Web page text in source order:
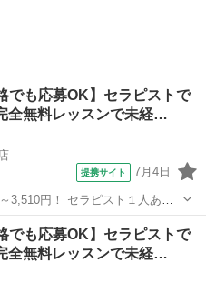
でも応募OK】セラピストで
全無料レッスンで未経…
提携サイト 7月4日
に増加！ 一生モノの技術を身に
欄もご
スト
でも応募OK】セラピストで
全無料レッスンで未経…